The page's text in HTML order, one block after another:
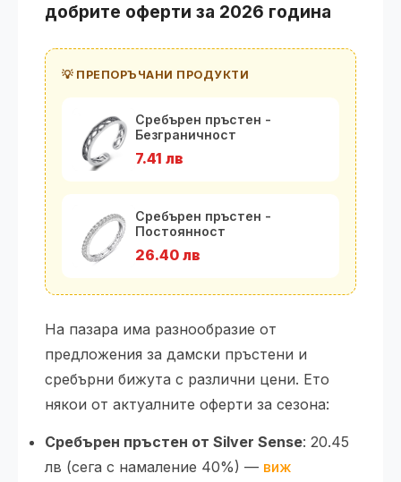
добрите оферти за 2026 година
💡 ПРЕПОРЪЧАНИ ПРОДУКТИ
Сребърен пръстен -
Безграничност
7.41 лв
Сребърен пръстен -
Постоянност
26.40 лв
На пазара има разнообразие от
предложения за дамски пръстени и
сребърни бижута с различни цени. Ето
някои от актуалните оферти за сезона:
Сребърен пръстен от Silver Sense: 20.45
лв (сега с намаление 40%) — виж